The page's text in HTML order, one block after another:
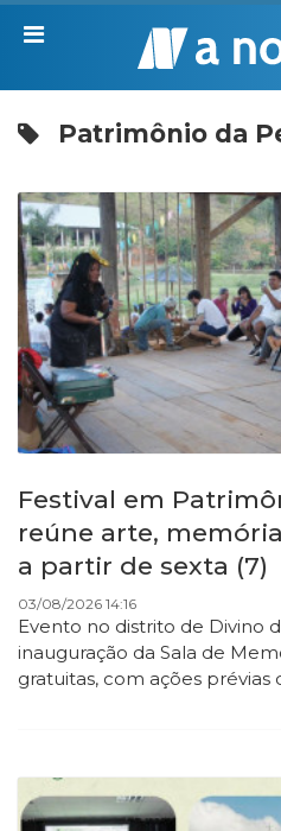
Patrimônio da
Festival em
reúne arte,
a partir de sexta (7)
03/08/2026 14:16
Evento no distrito de Divino
inauguração da Sala de
gratuitas, com ações prévias